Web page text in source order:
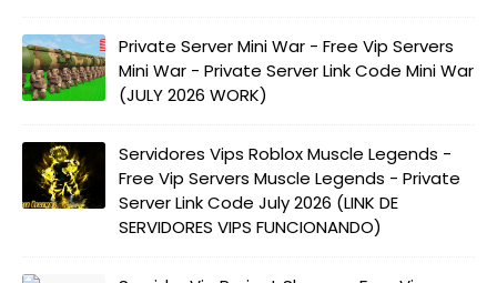
Private Server Mini War - Free Vip Servers
Mini War - Private Server Link Code Mini War
(JULY 2026 WORK)
Servidores Vips Roblox Muscle Legends -
Free Vip Servers Muscle Legends - Private
Server Link Code July 2026 (LINK DE
SERVIDORES VIPS FUNCIONANDO)